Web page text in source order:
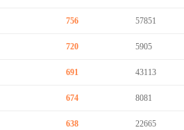
756 57851
720 5905
691 43113
674 8081
638 22665